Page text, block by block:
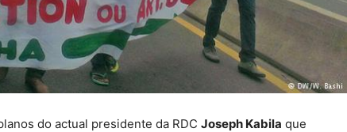
do actual presidente da RDC Joseph Kabila que